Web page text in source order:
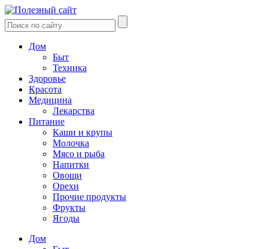
Дом
Быт
Техника
Здоровье
Красота
Медицина
Лекарства
Питание
Каши и крупы
Молочка
Мясо и рыба
Напитки
Овощи
Орехи
Прочие продукты
Фрукты
Ягоды
Дом